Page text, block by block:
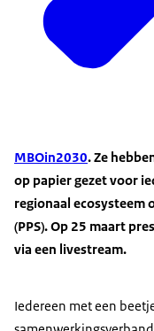
MBOin2030. Ze
op papier gezet voor
regionaal ecosysteem
(PPS). Op 25 maart
via een livestream.
Iedereen met een